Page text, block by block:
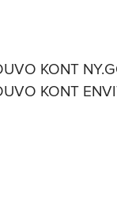
KONT
KONT